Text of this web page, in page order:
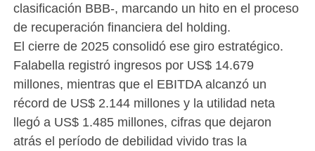
clasificación BBB-, marcando un hito en el proceso
de recuperación financiera del holding.
El cierre de 2025 consolidó ese giro estratégico.
Falabella registró ingresos por US$ 14.679
millones, mientras que el EBITDA alcanzó un
récord de US$ 2.144 millones y la utilidad neta
llegó a US$ 1.485 millones, cifras que dejaron
atrás el período de debilidad vivido tras la